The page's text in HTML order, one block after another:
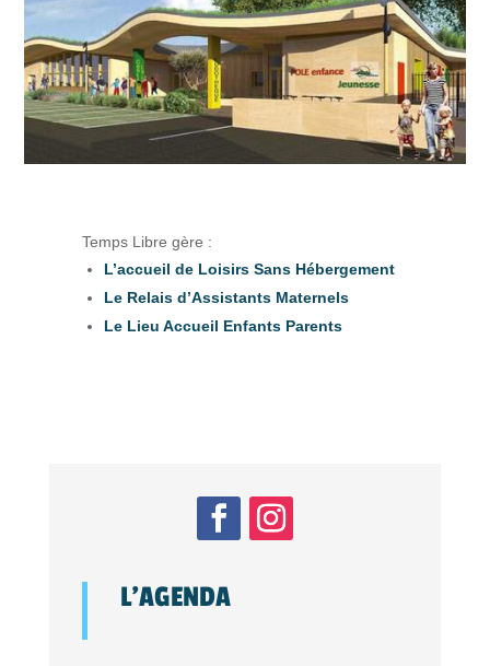
Temps Libre gère :
L’accueil de Loisirs Sans Hébergement
Le Relais d’Assistants Maternels
Le Lieu Accueil Enfants Parents
L’AGENDA